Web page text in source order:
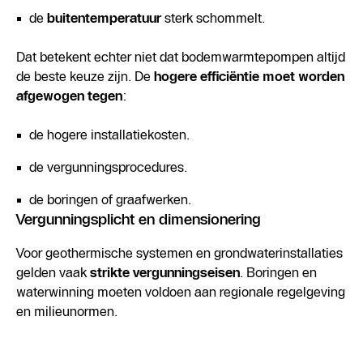
de buitentemperatuursterk schommelt.
Dat betekent echter niet dat bodemwarmtepompen altijd
de beste keuze zijn. De hogere efficiëntie moet worden
afgewogen tegen:
de hogere installatiekosten.
de vergunningsprocedures.
de boringen of graafwerken.
Vergunningsplicht en dimensionering
Voor geothermische systemen en grondwaterinstallaties
gelden vaakstrikte vergunningseisen. Boringen en
waterwinning moeten voldoen aan regionale regelgeving
en milieunormen.